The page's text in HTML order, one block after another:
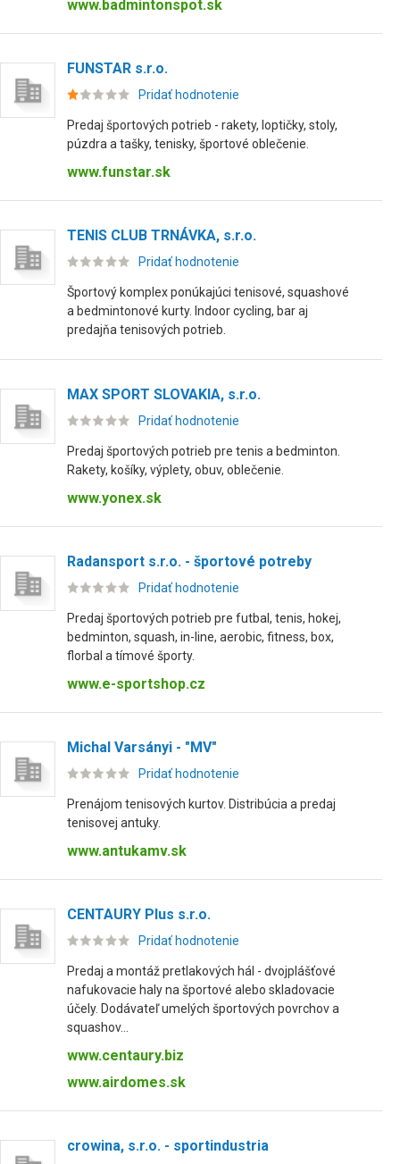
www.badmintonspot.sk
FUNSTAR s.r.o.
Pridať hodnotenie
Predaj športových potrieb - rakety, loptičky, stoly,
púzdra a tašky, tenisky, športové oblečenie.
www.funstar.sk
TENIS CLUB TRNÁVKA, s.r.o.
Pridať hodnotenie
Športový komplex ponúkajúci tenisové, squashové
a bedmintonové kurty. Indoor cycling, bar aj
predajňa tenisových potrieb.
MAX SPORT SLOVAKIA, s.r.o.
Pridať hodnotenie
Predaj športových potrieb pre tenis a bedminton.
Rakety, košíky, výplety, obuv, oblečenie.
www.yonex.sk
Radansport s.r.o. - športové potreby
Pridať hodnotenie
Predaj športových potrieb pre futbal, tenis, hokej,
bedminton, squash, in-line, aerobic, fitness, box,
florbal a tímové športy.
www.e-sportshop.cz
Michal Varsányi - "MV"
Pridať hodnotenie
Prenájom tenisových kurtov. Distribúcia a predaj
tenisovej antuky.
www.antukamv.sk
CENTAURY Plus s.r.o.
Pridať hodnotenie
Predaj a montáž pretlakových hál - dvojplášťové
nafukovacie haly na športové alebo skladovacie
účely. Dodávateľ umelých športových povrchov a
squashov...
www.centaury.biz
www.airdomes.sk
crowina, s.r.o. - sportindustria